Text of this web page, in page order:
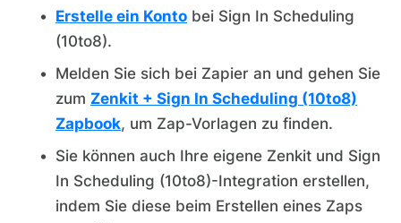
Erstelle ein Konto bei Sign In Scheduling
(10to8).
Melden Sie sich bei Zapier an und gehen Sie
zum Zenkit + Sign In Scheduling (10to8)
Zapbook, um Zap-Vorlagen zu finden.
Sie können auch Ihre eigene Zenkit und Sign
In Scheduling (10to8)-Integration erstellen,
indem Sie diese beim Erstellen eines Zaps